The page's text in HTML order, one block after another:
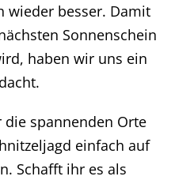
wieder besser. Damit
Sonnenschein
haben wir uns ein
spannenden Orte
einfach auf
Schafft ihr es als